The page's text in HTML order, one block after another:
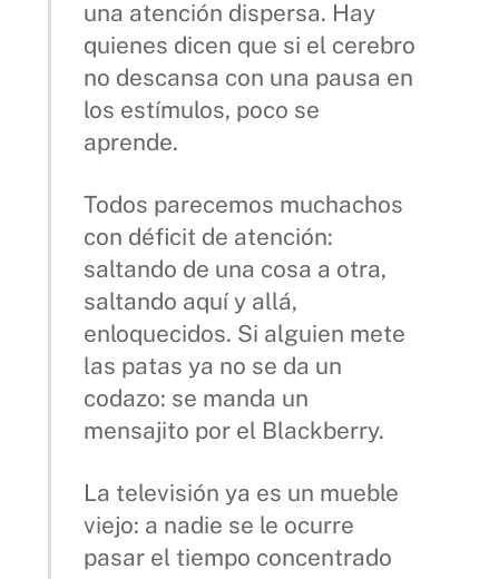
una atención dispersa. Hay
quienes dicen que si el cerebro
no descansa con una pausa en
los estímulos, poco se
aprende.
Todos parecemos muchachos
con déficit de atención:
saltando de una cosa a otra,
saltando aquí y allá,
enloquecidos. Si alguien mete
las patas ya no se da un
codazo: se manda un
mensajito por el Blackberry.
La televisión ya es un mueble
viejo: a nadie se le ocurre
pasar el tiempo concentrado